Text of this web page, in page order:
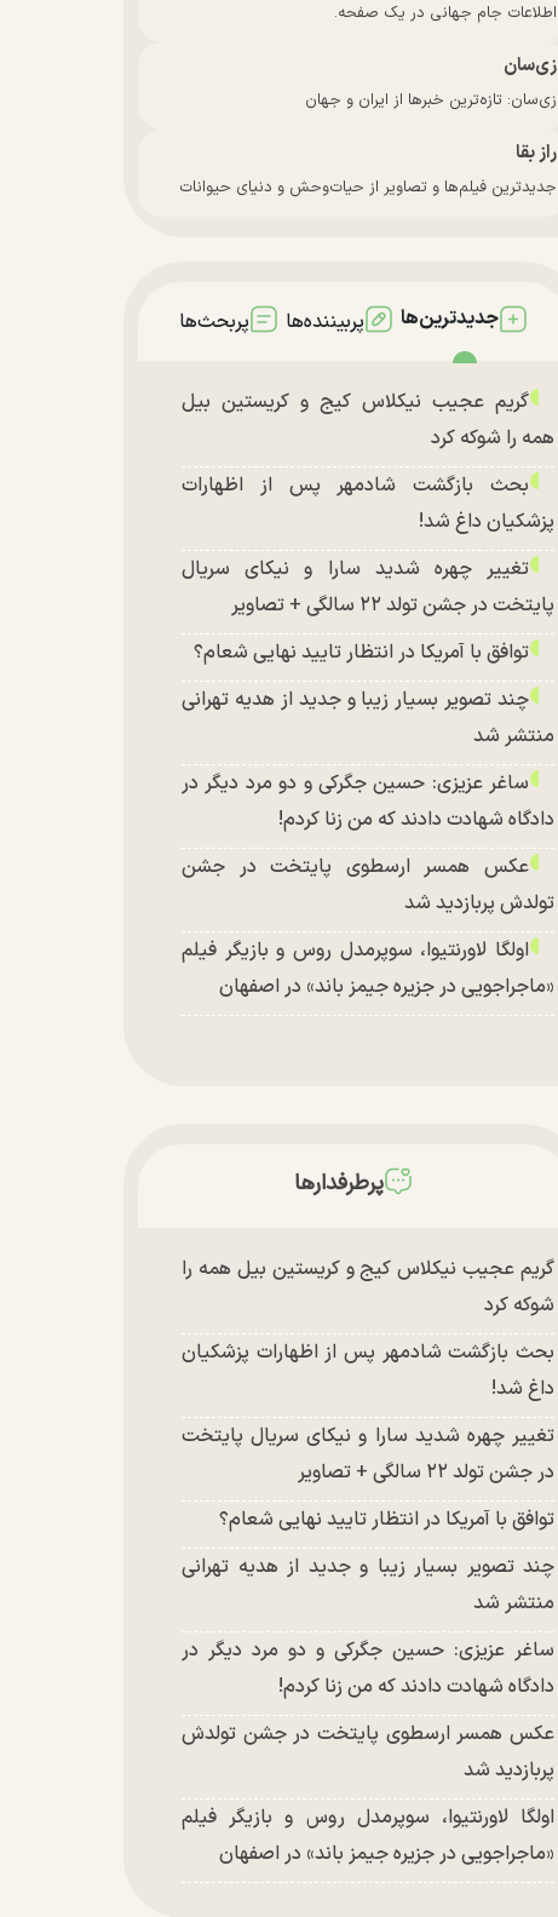
اطلاعات جام جهانی در یک صفحه.
زی‌سان
زی‌سان: تازه‌ترین خبرها از ایران و جهان
راز بقا
جدیدترین فیلم‌ها و تصاویر از حیات‌وحش و دنیای حیوانات
جدیدترین‌ها پربیننده‌ها پربحث‌ها
گریم عجیب نیکلاس کیج و کریستین بیل
همه را شوکه کرد
بحث بازگشت شادمهر پس از اظهارات
پزشکیان داغ شد!
تغییر چهره شدید سارا و نیکای سریال
پایتخت در جشن تولد ۲۲ سالگی + تصاویر
توافق با آمریکا در انتظار تایید نهایی شعام؟
چند تصویر بسیار زیبا و جدید از هدیه تهرانی
منتشر شد
ساغر عزیزی: حسین جگرکی و دو مرد دیگر در
دادگاه شهادت دادند که من زنا کردم!
عکس همسر ارسطوی پایتخت در جشن
تولدش پربازدید شد
اولگا لاورنتیوا، سوپرمدل روس و بازیگر فیلم
«ماجراجویی در جزیره جیمز باند» در اصفهان
پرطرفدارها
گریم عجیب نیکلاس کیج و کریستین بیل همه را
شوکه کرد
بحث بازگشت شادمهر پس از اظهارات پزشکیان
داغ شد!
تغییر چهره شدید سارا و نیکای سریال پایتخت
در جشن تولد ۲۲ سالگی + تصاویر
توافق با آمریکا در انتظار تایید نهایی شعام؟
چند تصویر بسیار زیبا و جدید از هدیه تهرانی
منتشر شد
ساغر عزیزی: حسین جگرکی و دو مرد دیگر در
دادگاه شهادت دادند که من زنا کردم!
عکس همسر ارسطوی پایتخت در جشن تولدش
پربازدید شد
اولگا لاورنتیوا، سوپرمدل روس و بازیگر فیلم
«ماجراجویی در جزیره جیمز باند» در اصفهان